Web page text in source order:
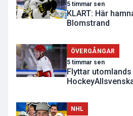
5 timmar sen
KLART: Här
Blomstrand
ÖVERGÅNGAR
5 timmar sen
Flyttar
NHL